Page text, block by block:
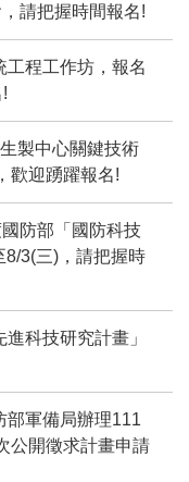
請把握時間報名!
工程工作坊，報名
製中心關鍵技術
歡迎踴躍報名!
防部「國防科技
8/3(三)，請把握時
科技研究計畫」
部軍備局辦理111
公開徵求計畫申請